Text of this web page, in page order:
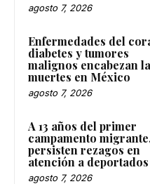
agosto 7, 2026
Enfermedades del
diabetes y tumores
malignos encabezan
muertes en México
agosto 7, 2026
A 13 años del primer
campamento
persisten rezagos en
atención a deportados
agosto 7, 2026